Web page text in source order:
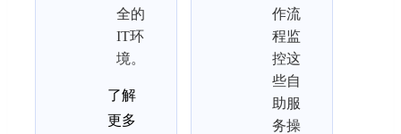
全的
IT环
境。
了解
更多
作流
程监
控这
些自
助服
务操